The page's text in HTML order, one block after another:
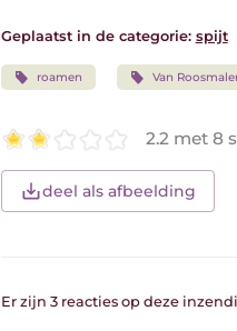
Geplaatst in de categorie: spijt
roamen Van
2.2 met 8
deel als afbeelding
Er zijn 3 reacties op deze